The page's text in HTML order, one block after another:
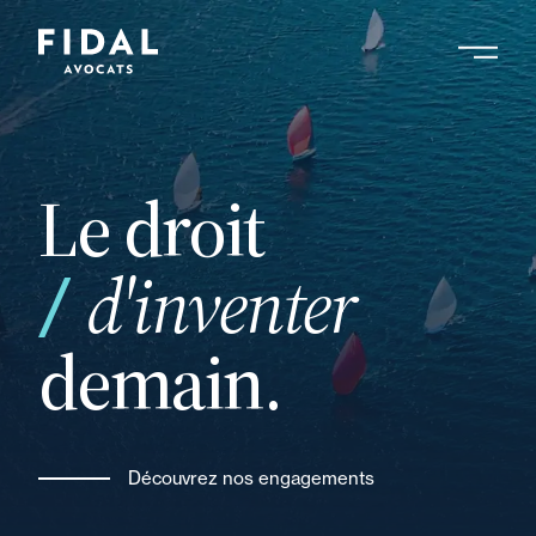
Aller
au
contenu
principalRechercher un mot clé, un professionnel ....
Le droit
d'inventer
demain.
Découvrez nos engagements
votre